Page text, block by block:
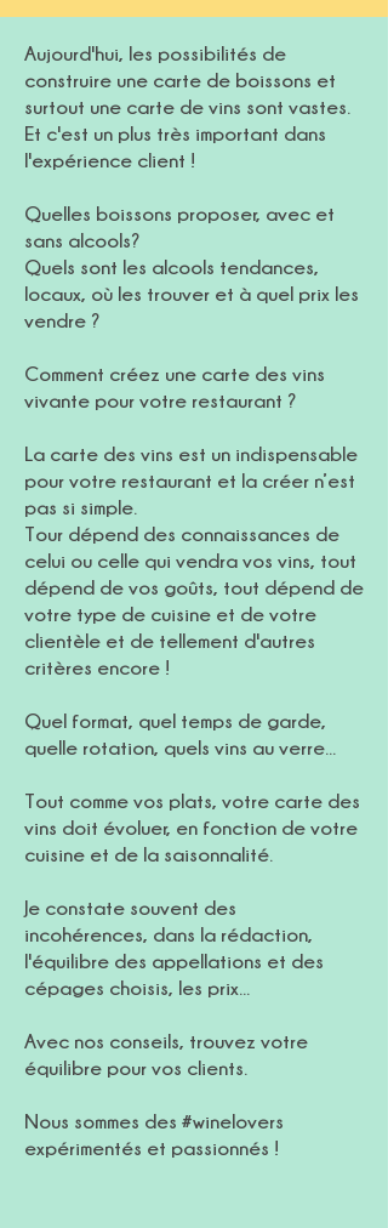
Aujourd'hui, les possibilités de
construire une carte de boissons et
surtout une carte de vins sont vastes.
Et c'est un plus très important dans
l'expérience client !
Quelles boissons proposer, avec et
sans alcools?
Quels sont les alcools tendances,
locaux, où les trouver et à quel prix les
vendre ?
Comment créez une carte des vins
vivante pour votre restaurant ?
La carte des vins est un indispensable
pour votre restaurant et la créer n’est
pas si simple.
Tour dépend des connaissances de
celui ou celle qui vendra vos vins, tout
dépend de vos goûts, tout dépend de
votre type de cuisine et de votre
clientèle et de tellement d'autres
critères encore !
Quel format, quel temps de garde,
quelle rotation, quels vins au verre...
Tout comme vos plats, votre carte des
vins doit évoluer, en fonction de votre
cuisine et de la saisonnalité.
Je constate souvent des
incohérences, dans la rédaction,
l'équilibre des appellations et des
cépages choisis, les prix...
Avec nos conseils, trouvez votre
équilibre pour vos clients.
Nous sommes des #winelovers
expérimentés et passionnés !